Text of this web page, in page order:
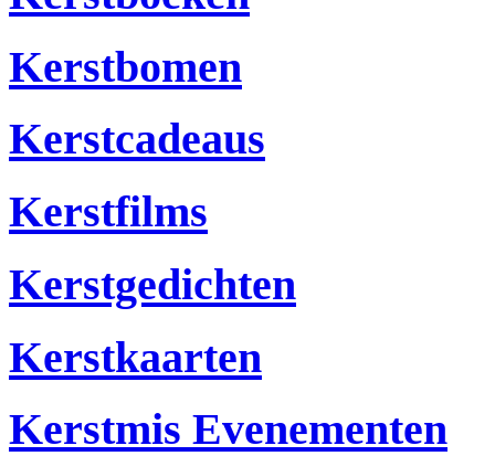
Kerstbomen
Kerstcadeaus
Kerstfilms
Kerstgedichten
Kerstkaarten
Kerstmis Evenementen